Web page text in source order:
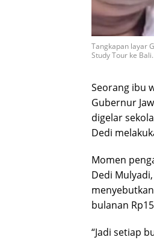
Tangkapan layar
Study Tour ke Bali.
Seorang ibu
Gubernur
digelar
Dedi
Momen
Dedi
bulanan
“Jadi setiap